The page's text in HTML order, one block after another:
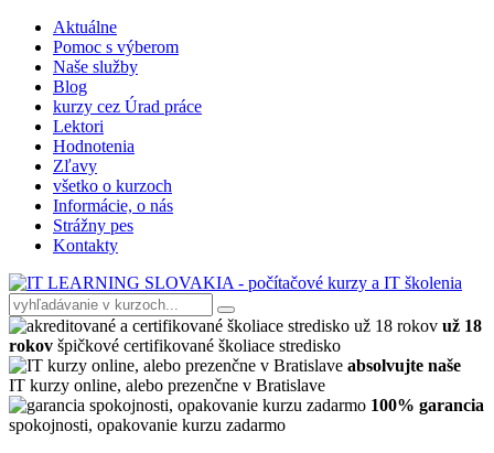
Aktuálne
Pomoc s výberom
Naše služby
Blog
kurzy cez Úrad práce
Lektori
Hodnotenia
Zľavy
všetko o kurzoch
Informácie, o nás
Strážny pes
Kontakty
už 18
rokov špičkové certifikované školiace stredisko
absolvujte naše
IT kurzy online, alebo prezenčne v Bratislave
100% garancia
spokojnosti, opakovanie kurzu zadarmo